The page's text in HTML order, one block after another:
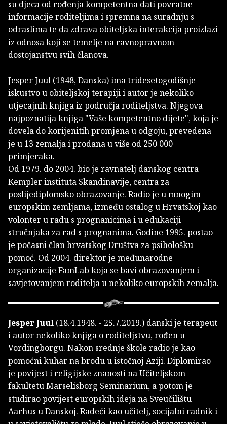
su djeca od rođenja kompetentna dati povratne
informacije roditeljima i spremna na suradnju s
odraslima te da zdrava obiteljska interakcija proizlazi
iz odnosa koji se temelje na ravnopravnom
dostojanstvu svih članova.
Jesper Juul (1948, Danska) ima tridesetogodišnje
iskustvo u obiteljskoj terapiji i autor je nekoliko
utjecajnih knjiga iz područja roditeljstva. Njegova
najpoznatija knjiga "Vaše kompetentno dijete", koja je
dovela do korijenitih promjena u odgoju, prevedena
je u 13 zemalja i prodana u više od 250 000
primjeraka.
Od 1979. do 2004. bio je ravnatelj danskog centra
Kempler instituta Skandinavije, centra za
poslijediplomsko obrazovanje. Radio je u mnogim
europskim zemljama, između ostalog u Hrvatskoj kao
volonter u radu s prognanicima i u edukaciji
stručnjaka za rad s prognanima. Godine 1995. postao
je počasni član hrvatskog Društva za psihološku
pomoć. Od 2004. direktor je međunarodne
organizacije FamLab koja se bavi obrazovanjem i
savjetovanjem roditelja u nekoliko europskih zemalja.
Jesper Juul (18.4.1948. - 25.7.2019.) danski je terapeut
i autor nekoliko knjiga o roditeljstvu, rođen u
Vordingborgu. Nakon srednje škole radio je kao
pomoćni kuhar na brodu u istočnoj Aziji. Diplomirao
je povijest i religijske znanosti na Učiteljskom
fakultetu Marselisborg Seminarium, a potom je
studirao povijest europskih ideja na Sveučilištu
Aarhus u Danskoj. Radeći kao učitelj, socijalni radnik i